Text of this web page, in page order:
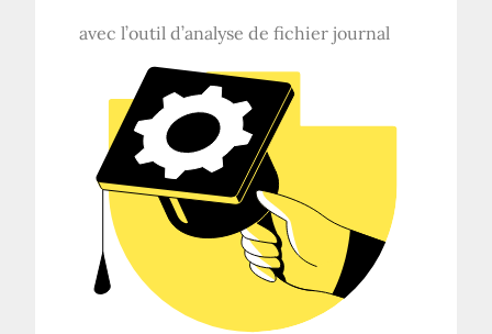
avec l’outil d’analyse de fichier journal